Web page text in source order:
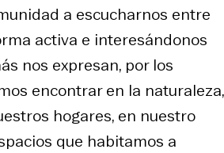
a escucharnos entre
activa e interesándonos
nos expresan, por los
encontrar en la naturaleza,
hogares, en nuestro
que habitamos a